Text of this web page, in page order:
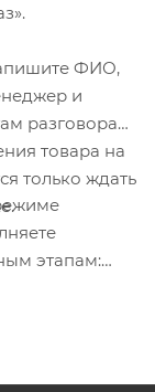
ФИО,
и
разговора
товара на
только ждать
этапам: